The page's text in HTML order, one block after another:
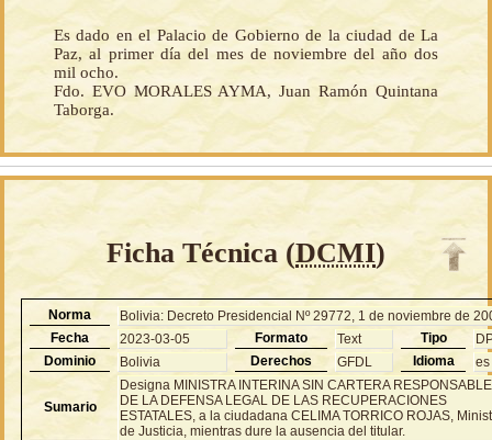
Es dado en el Palacio de Gobierno de la ciudad de La
Paz, al primer día del mes de noviembre del año dos
mil ocho.
Fdo. EVO MORALES AYMA, Juan Ramón Quintana
Taborga.
Ficha Técnica (DCMI)
Norma
Bolivia: Decreto Presidencial Nº 29772, 1 de noviembre de
Fecha
2023-03-05 Formato Text Tipo
Dominio
Bolivia Derechos GFDL Idioma es
Sumario
Designa MINISTRA INTERINA SIN CARTERA RESPONSABLE
DE LA DEFENSA LEGAL DE LAS RECUPERACIONES
ESTATALES, a la ciudadana CELIMA TORRICO ROJAS,
de Justicia, mientras dure la ausencia del titular.